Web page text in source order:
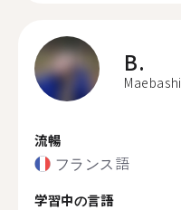
B.
Maebashi
流暢
フランス語
学習中の言語